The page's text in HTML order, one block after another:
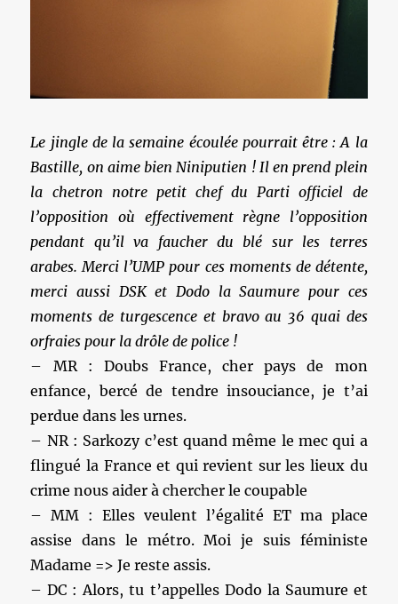
Le jingle de la semaine écoulée pourrait être : A la
Bastille, on aime bien Niniputien ! Il en prend plein
la chetron notre petit chef du Parti officiel de
l’opposition où effectivement règne l’opposition
pendant qu’il va faucher du blé sur les terres
arabes. Merci l’UMP pour ces moments de détente,
merci aussi DSK et Dodo la Saumure pour ces
moments de turgescence et bravo au 36 quai des
orfraies pour la drôle de police !
– MR : Doubs France, cher pays de mon
enfance, bercé de tendre insouciance, je t’ai
perdue dans les urnes.
– NR : Sarkozy c’est quand même le mec qui a
flingué la France et qui revient sur les lieux du
crime nous aider à chercher le coupable
– MM : Elles veulent l’égalité ET ma place
assise dans le métro. Moi je suis féministe
Madame => Je reste assis.
– DC : Alors, tu t’appelles Dodo la Saumure et